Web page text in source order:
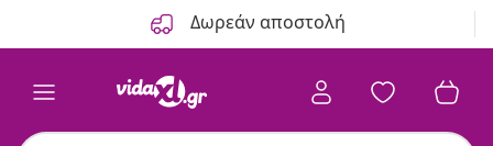
Δωρεάν αποστολή